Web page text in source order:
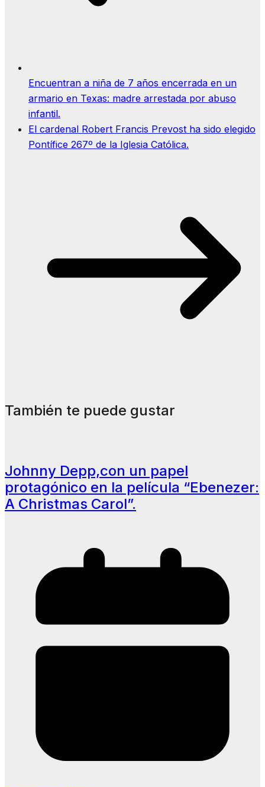
Encuentran a niña de 7 años encerrada en un
armario en Texas: madre arrestada por abuso
infantil.
El cardenal Robert Francis Prevost ha sido elegido
Pontífice 267º de la Iglesia Católica.
También te puede gustar
Johnny Depp,con un papel
protagónico en la película “Ebenezer:
A Christmas Carol”.